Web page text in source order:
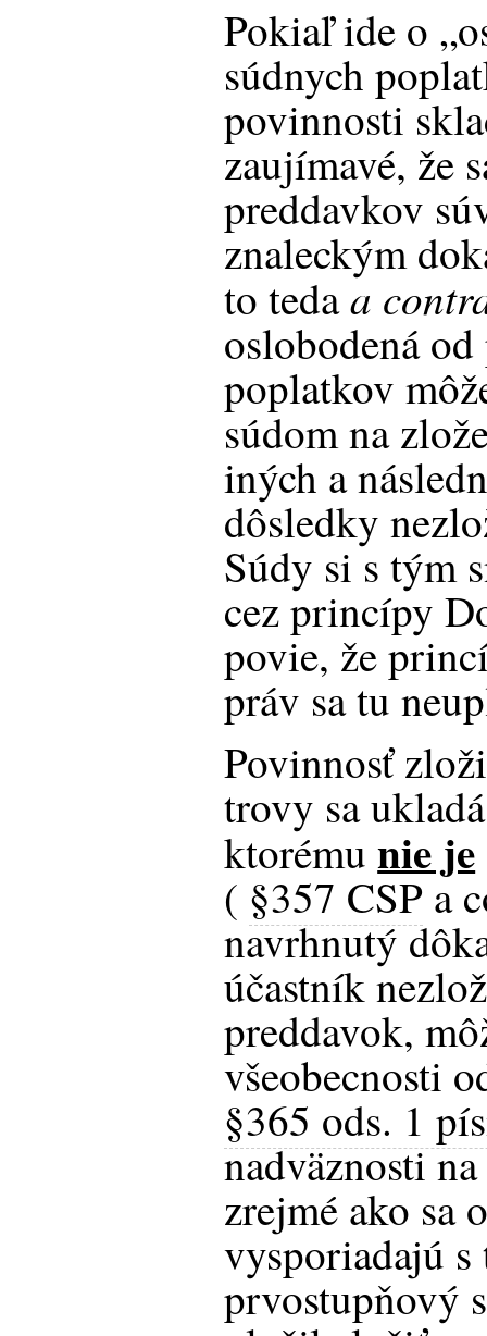
Pokiaľ ide o
súdnych
povinnosti
zaujímavé, že
preddavkov
znaleckým
to tedaa
oslobodená
poplatkov
súdom na
iných a
dôsledky
Súdy si s tým
cez princípy
povie, že
práv sa tu
Povinnosť
trovy sa
ktorémunie je
( §357 CSP a
navrhnutý
účastník
preddavok,
všeobecnosti
§365 ods. 1
nadväznosti
zrejmé ako sa
vysporiadajú s
prvostupňový